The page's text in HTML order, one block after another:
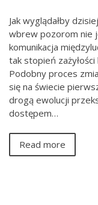
Jak wyglądałby
wbrew pozorom nie
komunikacja
tak stopień
Podobny proces
się na świecie
drogą ewolucji
dostępem…
Read more